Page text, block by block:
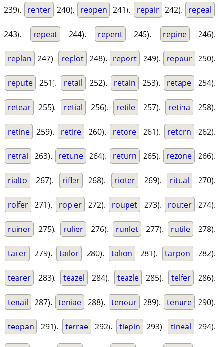
239). renter 240). reopen 241). repair 242). repeal
243). repeat 244). repent 245). repine 246).
replan 247). replot 248). report 249). repour 250).
repute 251). retail 252). retain 253). retape 254).
retear 255). retial 256). retile 257). retina 258).
retine 259). retire 260). retore 261). retorn 262).
retral 263). retune 264). return 265). rezone 266).
rialto 267). rifler 268). rioter 269). ritual 270).
rolfer 271). ropier 272). roupet 273). router 274).
ruiner 275). rulier 276). runlet 277). rutile 278).
tailer 279). tailor 280). talion 281). tarpon 282).
tearer 283). teazel 284). teazle 285). telfer 286).
tenail 287). teniae 288). tenour 289). tenure 290).
teopan 291). terrae 292). tiepin 293). tineal 294).